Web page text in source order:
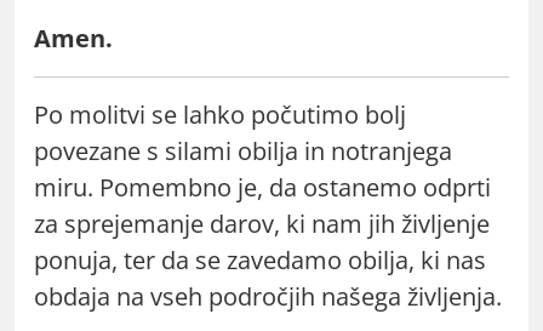
Amen.
Po molitvi se lahko počutimo bolj
povezane s silami obilja in notranjega
miru. Pomembno je, da ostanemo odprti
za sprejemanje darov, ki nam jih življenje
ponuja, ter da se zavedamo obilja, ki nas
obdaja na vseh področjih našega življenja.